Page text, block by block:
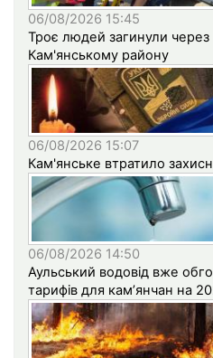
06/08/2026 15:45
Троє людей загинули
Кам'янському району
06/08/2026 15:07
Кам'янське втратило
06/08/2026 14:50
Аульський водовід вже
тарифів для кам’янчан на